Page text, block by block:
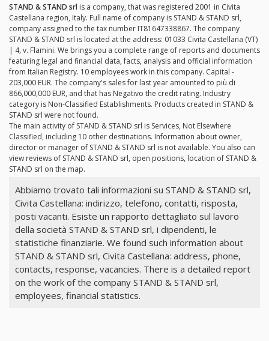
STAND & STAND srl is a company, that was registered 2001 in Civita
Castellana region, Italy. Full name of company is STAND & STAND srl,
company assigned to the tax number IT81647338867. The company
STAND & STAND srl is located at the address: 01033 Civita Castellana (VT)
| 4, v. Flamini. We brings you a complete range of reports and documents
featuring legal and financial data, facts, analysis and official information
from Italian Registry. 10 employees work in this company. Capital -
203,000 EUR. The company's sales for last year amounted to più di
866,000,000 EUR, and that has Negativo the credit rating. Industry
category is Non-Classified Establishments. Products created in STAND &
STAND srl were not found.
The main activity of STAND & STAND srl is Services, Not Elsewhere
Classified, including 10 other destinations. Information about owner,
director or manager of STAND & STAND srl is not available. You also can
view reviews of STAND & STAND srl, open positions, location of STAND &
STAND srl on the map.
Abbiamo trovato tali informazioni su STAND & STAND srl,
Civita Castellana: indirizzo, telefono, contatti, risposta,
posti vacanti. Esiste un rapporto dettagliato sul lavoro
della società STAND & STAND srl, i dipendenti, le
statistiche finanziarie. We found such information about
STAND & STAND srl, Civita Castellana: address, phone,
contacts, response, vacancies. There is a detailed report
on the work of the company STAND & STAND srl,
employees, financial statistics.